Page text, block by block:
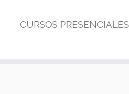
CURSOS PRESENCIALES